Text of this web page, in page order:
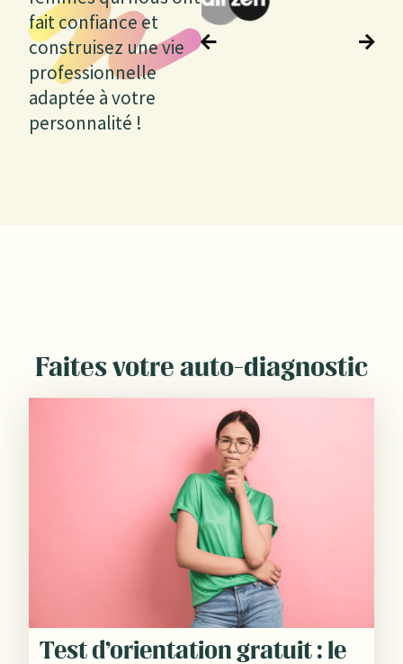
fait confiance et
construisez une vie
professionnelle
adaptée à votre
personnalité !
Faites votre auto-diagnostic
Test d’orientation gratuit : le